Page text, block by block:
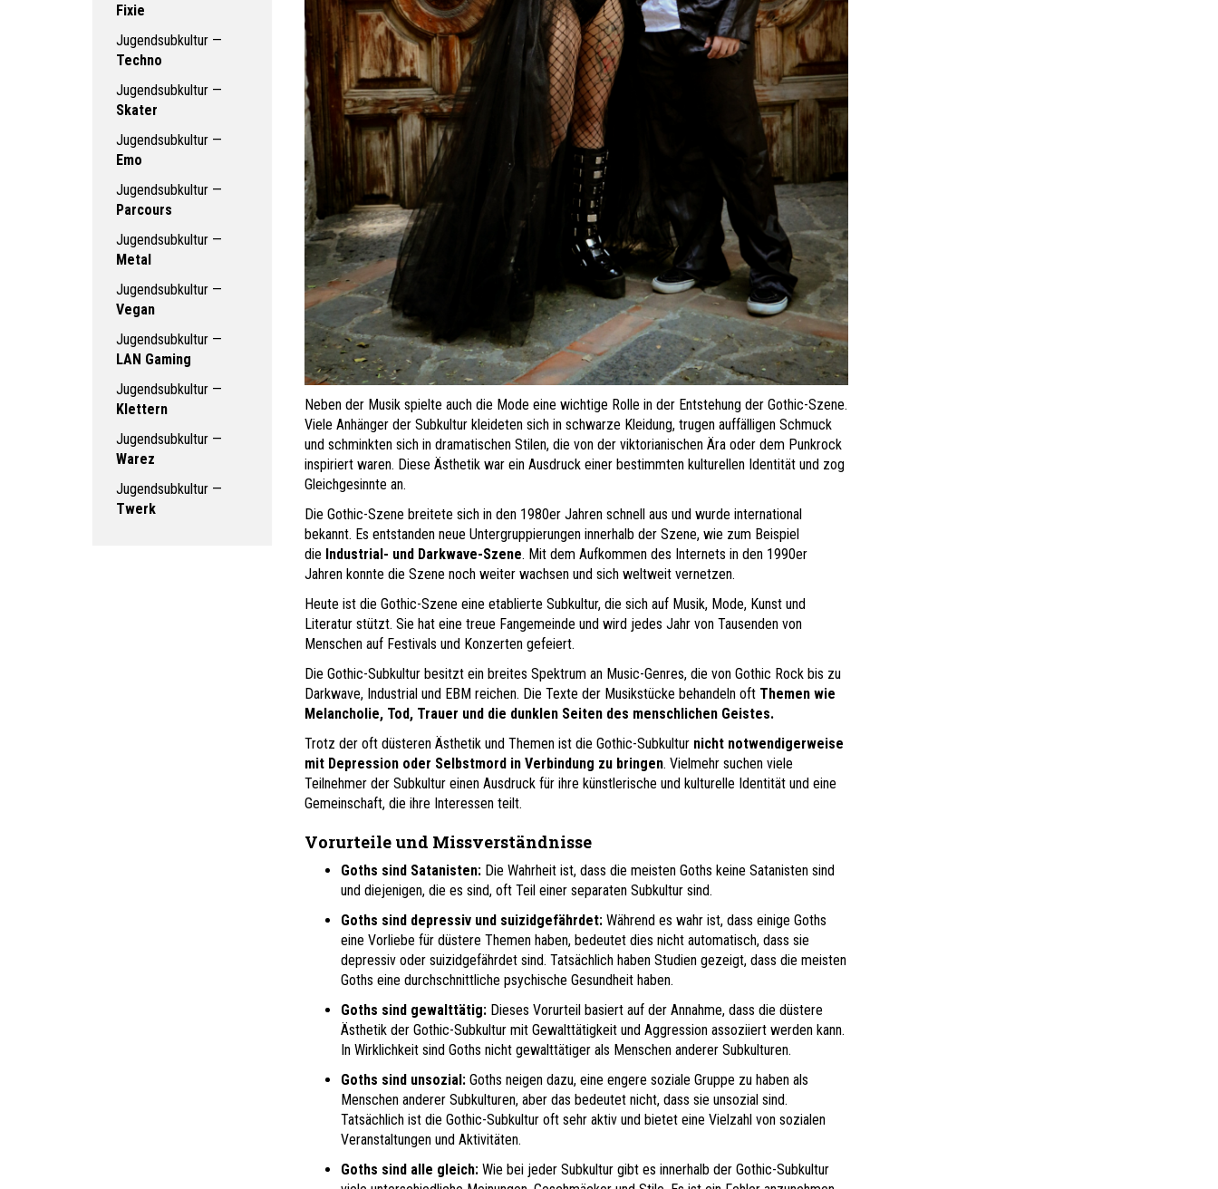
Fixie
Jugendsubkultur —
Techno
Jugendsubkultur —
Skater
Jugendsubkultur —
Emo
Jugendsubkultur —
Parcours
Jugendsubkultur —
Metal
Jugendsubkultur —
Vegan
Jugendsubkultur —
LAN Gaming
Jugendsubkultur —
Klettern
Jugendsubkultur —
Warez
Jugendsubkultur —
Twerk
Neben der Musik spielte auch die Mode eine wichtige Rolle in der Entstehung der Gothic-Szene.
Viele Anhänger der Subkultur kleideten sich in schwarze Kleidung, trugen auffälligen Schmuck
und schminkten sich in dramatischen Stilen, die von der viktorianischen Ära oder dem Punkrock
inspiriert waren. Diese Ästhetik war ein Ausdruck einer bestimmten kulturellen Identität und zog
Gleichgesinnte an.
Die Gothic-Szene breitete sich in den 1980er Jahren schnell aus und wurde international
bekannt. Es entstanden neue Untergruppierungen innerhalb der Szene, wie zum Beispiel
die Industrial- und Darkwave-Szene. Mit dem Aufkommen des Internets in den 1990er
Jahren konnte die Szene noch weiter wachsen und sich weltweit vernetzen.
Heute ist die Gothic-Szene eine etablierte Subkultur, die sich auf Musik, Mode, Kunst und
Literatur stützt. Sie hat eine treue Fangemeinde und wird jedes Jahr von Tausenden von
Menschen auf Festivals und Konzerten gefeiert.
Die Gothic-Subkultur besitzt ein breites Spektrum an Music-Genres, die von Gothic Rock bis zu
Darkwave, Industrial und EBM reichen. Die Texte der Musikstücke behandeln oft Themen wie
Melancholie, Tod, Trauer und die dunklen Seiten des menschlichen Geistes.
Trotz der oft düsteren Ästhetik und Themen ist die Gothic-Subkultur nicht notwendigerweise
mit Depression oder Selbstmord in Verbindung zu bringen. Vielmehr suchen viele
Teilnehmer der Subkultur einen Ausdruck für ihre künstlerische und kulturelle Identität und eine
Gemeinschaft, die ihre Interessen teilt.
Vorurteile und Missverständnisse
Goths sind Satanisten:Die Wahrheit ist, dass die meisten Goths keine Satanisten sind
und diejenigen, die es sind, oft Teil einer separaten Subkultur sind.
Goths sind depressiv und suizidgefährdet: Während es wahr ist, dass einige Goths
eine Vorliebe für düstere Themen haben, bedeutet dies nicht automatisch, dass sie
depressiv oder suizidgefährdet sind. Tatsächlich haben Studien gezeigt, dass die meisten
Goths eine durchschnittliche psychische Gesundheit haben.
Goths sind gewalttätig: Dieses Vorurteil basiert auf der Annahme, dass die düstere
Ästhetik der Gothic-Subkultur mit Gewalttätigkeit und Aggression assoziiert werden kann.
In Wirklichkeit sind Goths nicht gewalttätiger als Menschen anderer Subkulturen.
Goths sind unsozial: Goths neigen dazu, eine engere soziale Gruppe zu haben als
Menschen anderer Subkulturen, aber das bedeutet nicht, dass sie unsozial sind.
Tatsächlich ist die Gothic-Subkultur oft sehr aktiv und bietet eine Vielzahl von sozialen
Veranstaltungen und Aktivitäten.
Goths sind alle gleich: Wie bei jeder Subkultur gibt es innerhalb der Gothic-Subkultur